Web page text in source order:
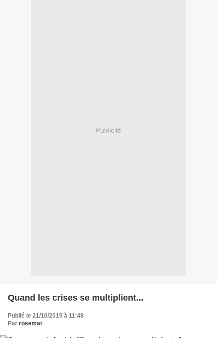
Publicité
Quand les crises se multiplient...
Publié le 21/10/2015 à 11:48
Par rosemar